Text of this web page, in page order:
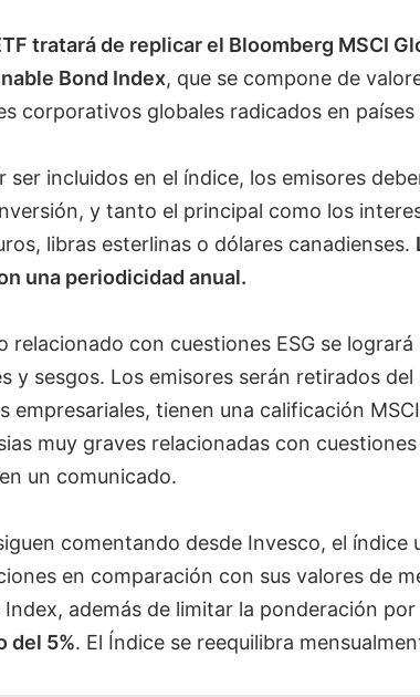
tratará de replicar el Bloomberg MSCI
Bond Index, que se compone de
corporativos globales radicados en
ser incluidos en el índice, los emisores
y tanto el principal como los
libras esterlinas o dólares canadienses.
una periodicidad anual.
relacionado con cuestiones ESG se
y sesgos. Los emisores serán retirados
empresariales, tienen una calificación
muy graves relacionadas con cuestiones
un comunicado.
comentando desde Invesco, el índice
en comparación con sus valores de
además de limitar la ponderación
del 5%. El Índice se reequilibra